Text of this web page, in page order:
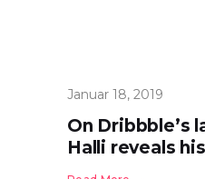
Januar 18, 2019
On Dribbble’s
Halli reveals